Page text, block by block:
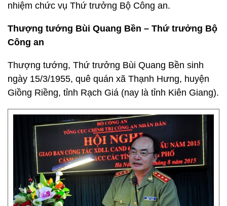
nhiệm chức vụ Thứ trưởng Bộ Công an.
Thượng tướng Bùi Quang Bền – Thứ trưởng Bộ
Công an
Thượng tướng, Thứ trưởng Bùi Quang Bền sinh
ngày 15/3/1955, quê quán xã Thạnh Hưng, huyện
Giồng Riềng, tỉnh Rạch Giá (nay là tỉnh Kiên Giang).